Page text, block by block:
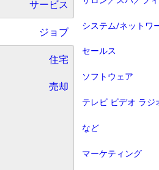
サービス
ジョブ
住宅
売却
システム/ネットワ
セールス
ソフトウェア
テレビ ビデオ ラジ
など
マーケティング